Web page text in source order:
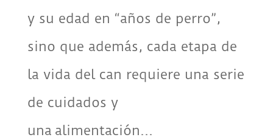
y su edad en “años de perro”,
sino que además, cada etapa de
la vida del can requiere una serie
de cuidados y
una alimentación...